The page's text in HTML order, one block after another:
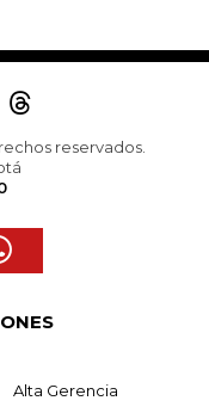
reservados.
Alta Gerencia